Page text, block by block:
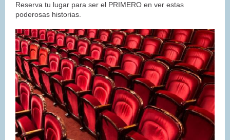
Reserva tu lugar para ser el PRIMERO en ver estas
poderosas historias.